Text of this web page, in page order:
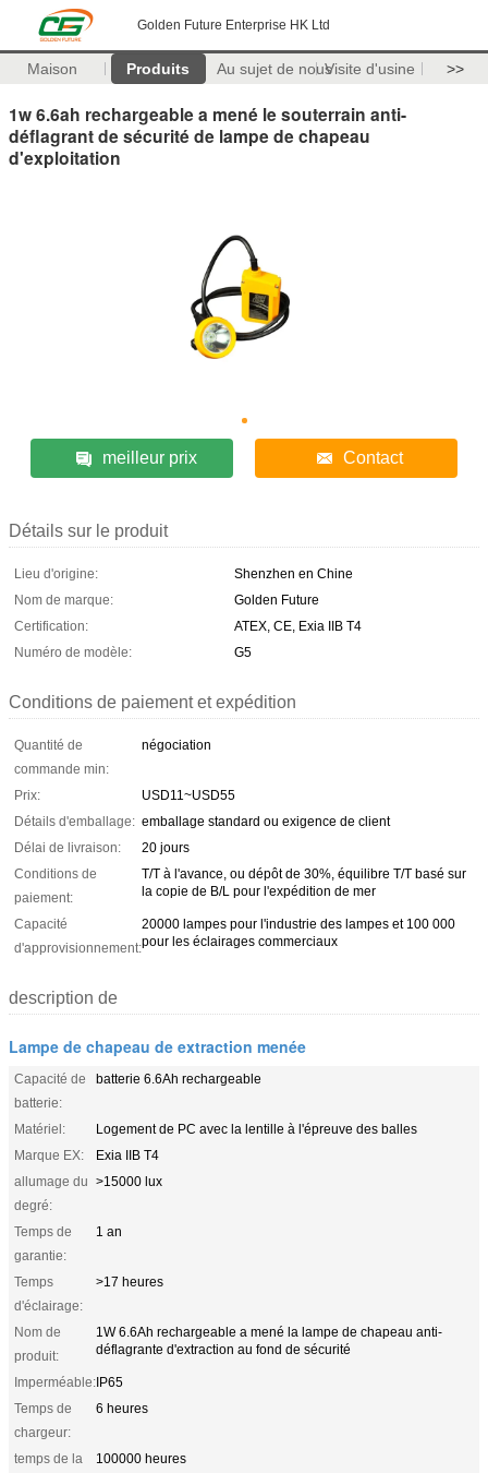
Golden Future Enterprise HK Ltd
Maison Produits Au sujet de nousVisite d'usine >>
1w 6.6ah rechargeable a mené le souterrain anti-
déflagrant de sécurité de lampe de chapeau
d'exploitation
meilleur prix Contact
Détails sur le produit
Lieu d'origine:
Shenzhen en Chine
Nom de marque:
Golden Future
Certification:
ATEX, CE, Exia IIB T4
Numéro de modèle:
G5
Conditions de paiement et expédition
Quantité de
commande min:
négociation
Prix:
USD11~USD55
Détails d'emballage: emballage standard ou exigence de client
Délai de livraison:
20 jours
Conditions de
paiement:
T/T à l'avance, ou dépôt de 30%, équilibre T/T basé sur
la copie de B/L pour l'expédition de mer
Capacité
d'approvisionnement:
20000 lampes pour l'industrie des lampes et 100 000
pour les éclairages commerciaux
description de
Lampe de chapeau de extraction menée
Capacité de
batterie:
batterie 6.6Ah rechargeable
Matériel:
Logement de PC avec la lentille à l'épreuve des balles
Marque EX:
Exia IIB T4
allumage du
degré:
>15000 lux
Temps de
garantie:
1 an
Temps
d'éclairage:
>17 heures
Nom de
produit:
1W 6.6Ah rechargeable a mené la lampe de chapeau anti-
déflagrante d'extraction au fond de sécurité
Imperméable:IP65
Temps de
chargeur:
6 heures
temps de la
100000 heures